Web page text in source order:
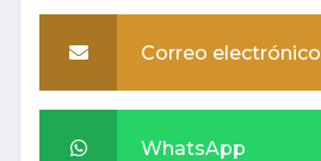
Correo electrónico
WhatsApp